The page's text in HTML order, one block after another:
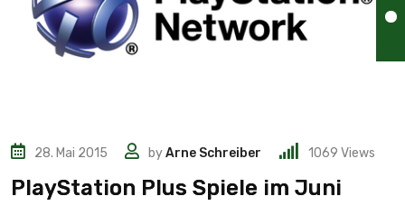
28. Mai 2015 byArne Schreiber 1069 Views
PlayStation Plus Spiele im Juni